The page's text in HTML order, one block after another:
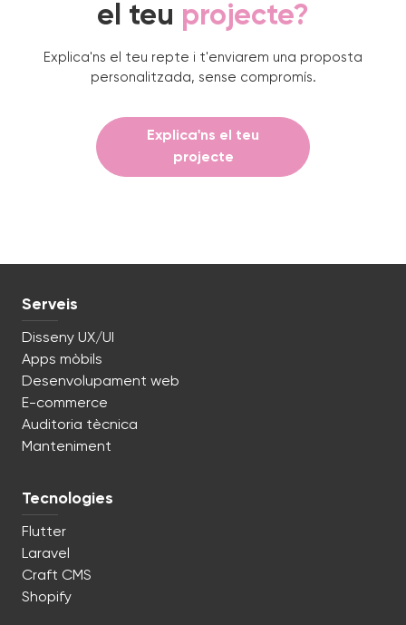
el teu projecte?
Explica'ns el teu repte i t'enviarem una proposta
personalitzada, sense compromís.
Explica'ns el teu
projecte
Serveis
Disseny UX/UI
Apps mòbils
Desenvolupament web
E-commerce
Auditoria tècnica
Manteniment
Tecnologies
Flutter
Laravel
Craft CMS
Shopify